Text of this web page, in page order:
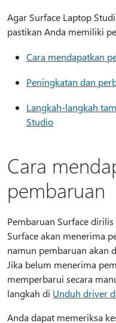
Agar Surface Laptop
pastikan Anda memiliki
Cara mendapatkan
Peningkatan dan
Langkah-langkah
Studio
Cara
pembaruan
Pembaruan Surface
Surface akan menerima
namun pembaruan akan
Jika belum menerima
memperbarui secara
langkah di Unduh driver
Anda dapat memeriksa